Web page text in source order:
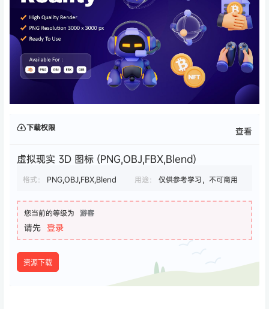
下载权限 查看
虚拟现实 3D 图标 (PNG,OBJ,FBX,Blend)
格式： PNG,OBJ,FBX,Blend 用途： 仅供参考学习，不可商用
您当前的等级为 游客
请先 登录
资源下载